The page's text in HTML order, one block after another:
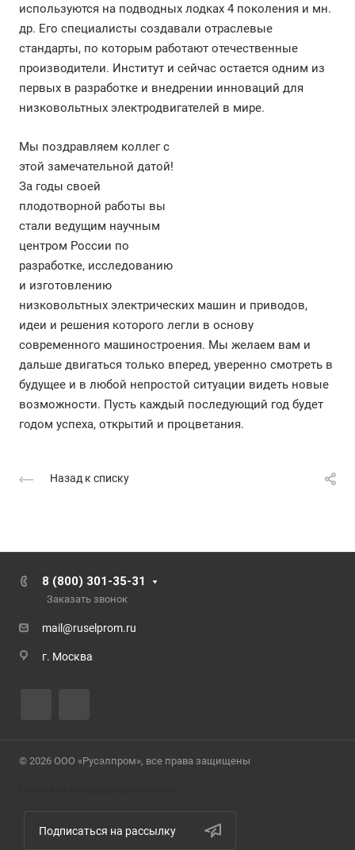
используются на подводных лодках 4 поколения и мн.
др. Его специалисты создавали отраслевые
стандарты, по которым работают отечественные
производители. Институт и сейчас остается одним из
первых в разработке и внедрении инноваций для
низковольтных электродвигателей в мире.
Мы поздравляем коллег с
этой замечательной датой!
За годы своей
плодотворной работы вы
стали ведущим научным
центром России по
разработке, исследованию
и изготовлению
низковольтных электрических машин и приводов,
идеи и решения которого легли в основу
современного машиностроения. Мы желаем вам и
дальше двигаться только вперед, уверенно смотреть в
будущее и в любой непростой ситуации видеть новые
возможности. Пусть каждый последующий год будет
годом успеха, открытий и процветания.
Назад к списку
8 (800) 301-35-31
Заказать звонок
mail@ruselprom.ru
г. Москва
© 2026 ООО «Русэлпром», все права защищены
Подписаться на рассылку